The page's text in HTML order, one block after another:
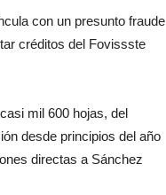
con un presunto fraude
créditos del Fovissste
mil 600 hojas, del
desde principios del año
directas a Sánchez